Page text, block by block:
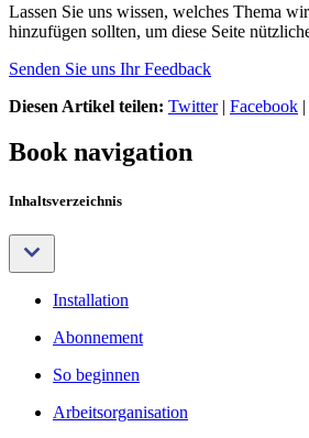
Lassen Sie uns wissen, welches Thema
hinzufügen sollten, um diese Seite
Senden Sie uns Ihr Feedback
Diesen Artikel teilen: Twitter| Facebook |
Book navigation
Inhaltsverzeichnis
Installation
Abonnement
So beginnen
Arbeitsorganisation